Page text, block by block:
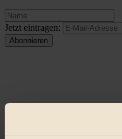
Jetzt eintragen:
Impressum & Disclaimer